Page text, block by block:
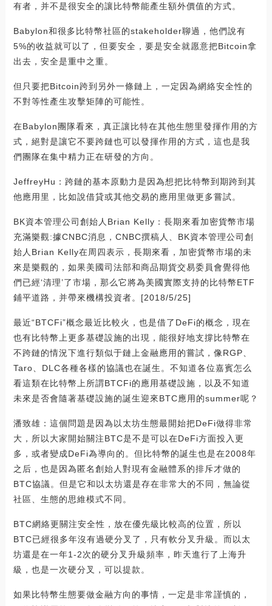
有者，并不是很安全的讓比特幣能產生額外價值的方式。
Babylon和很多比特幣社區的stakeholder聊過，他們說有
5%的收益就可以了，但要安全，要是安全就愿意把Bitcoin拿
出去，安全是重中之重。
但只要把Bitcoin跨到另外一條鏈上，一定因為網絡安全性的
不對等性產生攻擊矩陣的可能性。
在Babylon團隊看來，真正讓比特在其他生態里發揮作用的方
式，絕對是讓它不要跨鏈也可以發揮作用的方式，這也是我
們團隊在集中精力正在研發的方向。
JeffreyHu：跨鏈的基本原動力是因為想把比特幣到期跨到其
他應用里，比如說借貸或其他交易的應用里做更多嘗試。
BK資本管理公司創始人Brian Kelly：長期來看加密貨幣市場
充滿樂觀:據CNBC消息，CNBC撰稿人、BK資本管理公司創
始人Brian Kelly在周四表示，長期來看，加密貨幣市場的未
來是樂觀的，如果美國司法部和商品期貨交易委員會覺得他
們已經‘清理’了市場，那么它將為美國實際支持的比特幣ETF
鋪平道路，并帶來機構投資者。[2018/5/25]
最近“BTCFi”概念最近比較火，也是借了DeFi的概念，現在
也有比特幣上更多基礎設施的出現，能很好地支撐比特幣在
不跨鏈的情況下進行類似于鏈上金融應用的嘗試，像RGP、
Taro、DLC各種各樣的協議也在誕生。不知道各位嘉賓怎么
看這類在比特幣上所謂BTCFi的應用基礎設施，以及不知道
未來是否會隨著基礎設施的誕生迎來BTC應用的summer呢？
潘致雄：這個問題是因為以太坊生態最開始把DeFi做得非常
大，所以大家開始關注BTC是不是可以在DeFi方面投入更
多，或者變成DeFi為導向的。但比特幣的誕生也是在2008年
之后，也是因為匿名創始人對現有金融體系的排斥才做的
BTC協議。但是它和以太坊還是存在非常大的不同，無論從
社區、生態的思維模式不同。
BTC網絡更關注安全性，放在優先級比較高的位置，所以
BTC已經很多年沒有過硬分叉了，只有軟分叉升級。而以太
坊還是在一年1-2次的硬分叉升級頻率，昨天進行了上海升
級，也是一次硬分叉，可以提款。
如果比特幣生態要做金融方向的事情，一定是非常謹慎的，